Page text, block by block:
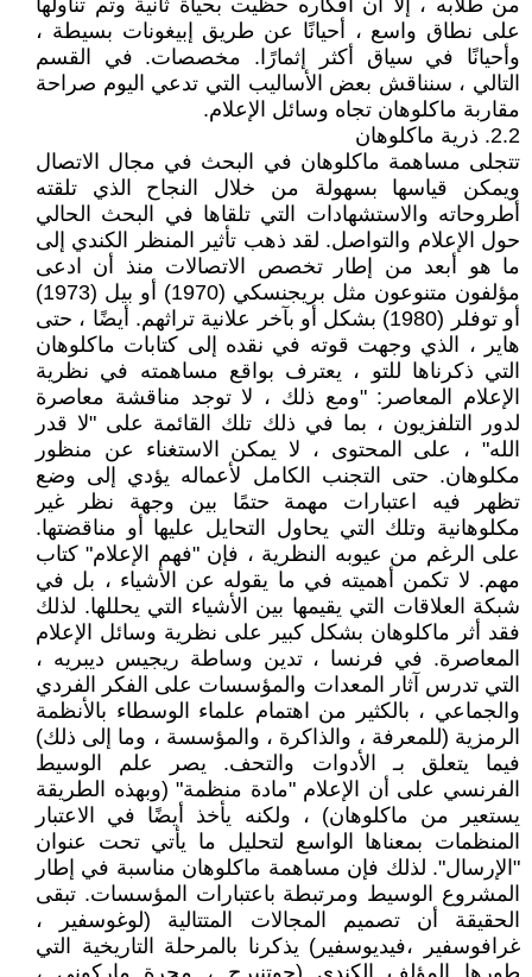
من طلابه ، إلا أن أفكاره حظيت بحياة ثانية وتم تناولها
على نطاق واسع ، أحيانًا عن طريق إبيغونات بسيطة ،
وأحيانًا في سياق أكثر إثمارًا. مخصصات. في القسم
التالي ، سنناقش بعض الأساليب التي تدعي اليوم صراحة
مقاربة ماكلوهان تجاه وسائل الإعلام.
2.2. ذرية ماكلوهان
تتجلى مساهمة ماكلوهان في البحث في مجال الاتصال
ويمكن قياسها بسهولة من خلال النجاح الذي تلقته
أطروحاته والاستشهادات التي تلقاها في البحث الحالي
حول الإعلام والتواصل. لقد ذهب تأثير المنظر الكندي إلى
ما هو أبعد من إطار تخصص الاتصالات منذ أن ادعى
مؤلفون متنوعون مثل بريجنسكي (1970) أو بيل (1973)
أو توفلر (1980) بشكل أو بآخر علانية تراثهم. أيضًا ، حتى
هاير ، الذي وجهت قوته في نقده إلى كتابات ماكلوهان
التي ذكرناها للتو ، يعترف بواقع مساهمته في نظرية
الإعلام المعاصر: "ومع ذلك ، لا توجد مناقشة معاصرة
لدور التلفزيون ، بما في ذلك تلك القائمة على "لا قدر
الله" ، على المحتوى ، لا يمكن الاستغناء عن منظور
مكلوهان. حتى التجنب الكامل لأعماله يؤدي إلى وضع
تظهر فيه اعتبارات مهمة حتمًا بين وجهة نظر غير
مكلوهانية وتلك التي يحاول التحايل عليها أو مناقضتها.
على الرغم من عيوبه النظرية ، فإن "فهم الإعلام" كتاب
مهم. لا تكمن أهميته في ما يقوله عن الأشياء ، بل في
شبكة العلاقات التي يقيمها بين الأشياء التي يحللها. لذلك
فقد أثر ماكلوهان بشكل كبير على نظرية وسائل الإعلام
المعاصرة. في فرنسا ، تدين وساطة ريجيس ديبريه ،
التي تدرس آثار المعدات والمؤسسات على الفكر الفردي
والجماعي ، بالكثير من اهتمام علماء الوسطاء بالأنظمة
الرمزية (للمعرفة ، والذاكرة ، والمؤسسة ، وما إلى ذلك)
فيما يتعلق بـ الأدوات والتحف. يصر علم الوسيط
الفرنسي على أن الإعلام "مادة منظمة" (وبهذه الطريقة
يستعير من ماكلوهان) ، ولكنه يأخذ أيضًا في الاعتبار
المنظمات بمعناها الواسع لتحليل ما يأتي تحت عنوان
"الإرسال". لذلك فإن مساهمة ماكلوهان مناسبة في إطار
المشروع الوسيط ومرتبطة باعتبارات المؤسسات. تبقى
الحقيقة أن تصميم المجالات المتتالية (لوغوسفير ،
غرافوسفير ،فيديوسفير) يذكرنا بالمرحلة التاريخية التي